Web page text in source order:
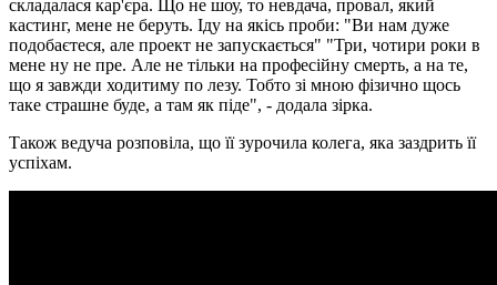
складалася кар'єра. Що не шоу, то невдача, провал, який
кастинг, мене не беруть. Іду на якісь проби: "Ви нам дуже
подобаєтеся, але проект не запускається" "Три, чотири роки в
мене ну не пре. Але не тільки на професійну смерть, а на те,
що я завжди ходитиму по лезу. Тобто зі мною фізично щось
таке страшне буде, а там як піде", - додала зірка.
Також ведуча розповіла, що її зурочила колега, яка заздрить її
успіхам.